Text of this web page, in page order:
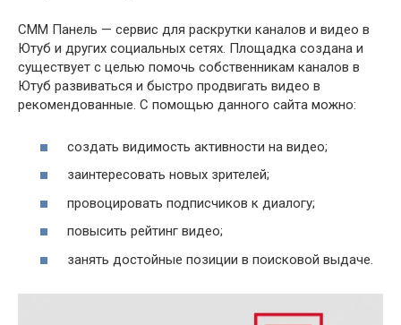
СММ Панель — сервис для раскрутки каналов и видео в
Ютуб и других социальных сетях. Площадка создана и
существует с целью помочь собственникам каналов в
Ютуб развиваться и быстро продвигать видео в
рекомендованные. С помощью данного сайта можно:
создать видимость активности на видео;
заинтересовать новых зрителей;
провоцировать подписчиков к диалогу;
повысить рейтинг видео;
занять достойные позиции в поисковой выдаче.